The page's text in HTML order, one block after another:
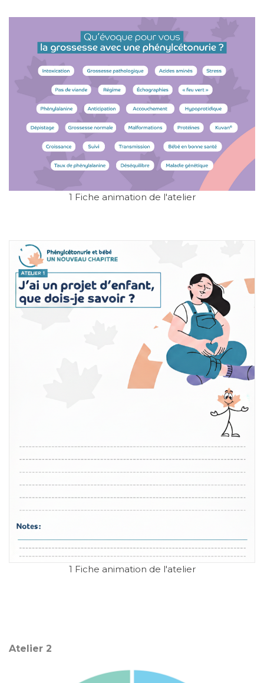
1 Fiche animation de l'atelier
1 Fiche animation de l'atelier
Atelier 2